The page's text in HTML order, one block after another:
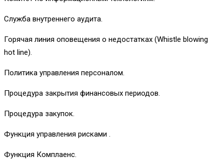
Служба внутреннего аудита.
Горячая линия оповещения о недостатках (Whistle blowing
hot line).
Политика управления персоналом.
Процедура закрытия финансовых периодов.
Процедура закупок.
Функция управления рисками .
Функция Комплаенс.